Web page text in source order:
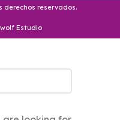
derechos reservados.
Estudio